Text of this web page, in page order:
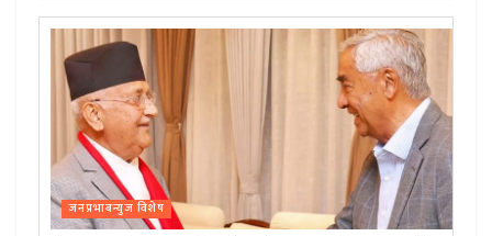
जनप्रभाबन्युज विशेष